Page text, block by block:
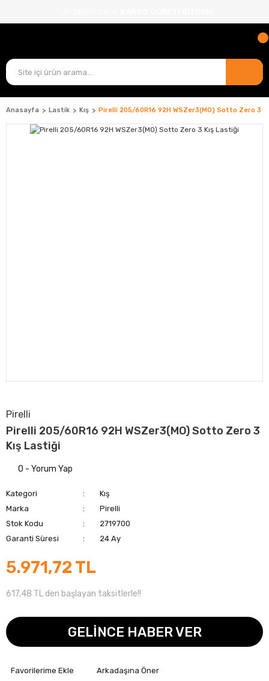
Anasayfa Lastik Kış Pirelli 205/60R16 92H WSZer3(MO) Sotto Zero 3
Pirelli
Pirelli 205/60R16 92H WSZer3(MO) Sotto Zero 3
Kış Lastiği
0 - Yorum Yap
Kategori
Kış
Marka
Pirelli
Stok Kodu
2719700
Garanti Süresi
24 Ay
5.971,72 TL
617,48 TL den başlayan taksitlerle!!
GELİNCE HABER VER
Arkadaşına Öner